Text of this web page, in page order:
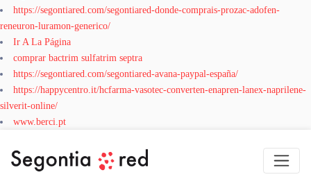
https://segontiared.com/segontiared-donde-comprais-prozac-adofen-
reneuron-luramon-generico/
Ir A La Página
comprar bactrim sulfatrim septra
https://segontiared.com/segontiared-avana-paypal-españa/
https://happycentro.it/hcfarma-vasotec-converten-enapren-lanex-naprilene-
silverit-online/
www.berci.pt